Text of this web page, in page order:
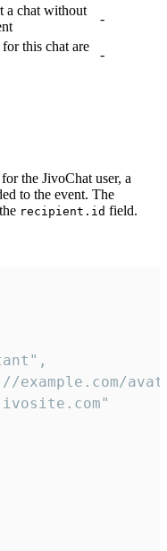
a chat without
-
this chat are
-
the JivoChat user, a
to the event. The
recipient.id field.